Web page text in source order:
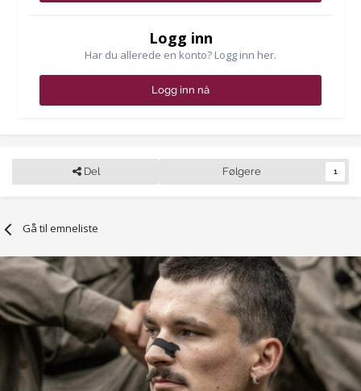
Logg inn
Har du allerede en konto? Logg inn her.
Logg inn nå
Del Følgere 1
Gå til emneliste